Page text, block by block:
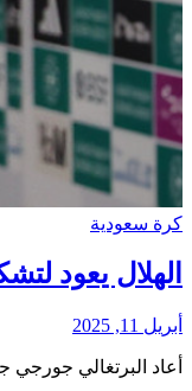
كرة سعودية
الهلال يعود
أبريل 11, 2025
أعاد البرتغالي